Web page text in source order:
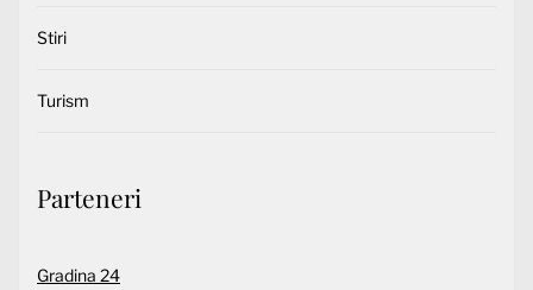
Stiri
Turism
Parteneri
Gradina 24